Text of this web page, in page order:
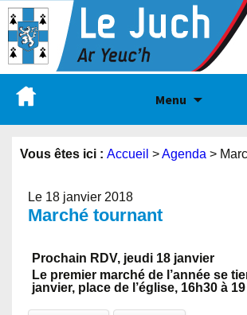
Menu
Vous êtes ici : Accueil >Agenda >
Le 18 janvier 2018
Marché tournant
Prochain RDV, jeudi 18 janvier
Le premier marché de l’année se
janvier, place de l’église, 16h30 à